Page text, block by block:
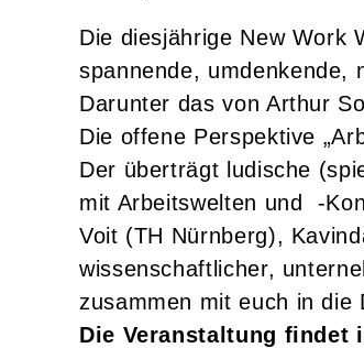
Die diesjährige New Work
spannende, umdenkende,
Darunter das von Arthur
Die offene Perspektive
Der überträgt ludische
mit Arbeitswelten und -
Voit (TH Nürnberg),
wissenschaftlicher,
zusammen mit euch in die
Die Veranstaltung findet